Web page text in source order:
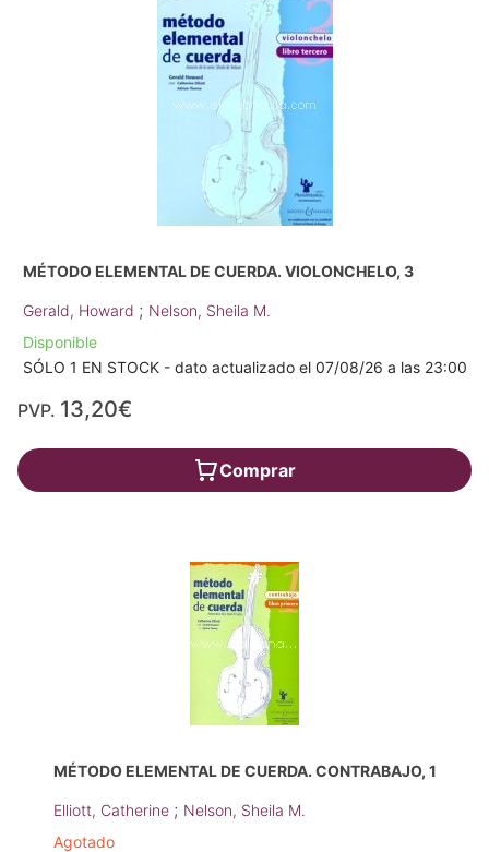
MÉTODO ELEMENTAL DE CUERDA. VIOLONCHELO, 3
Gerald, Howard ; Nelson, Sheila M.
Disponible
SÓLO 1 EN STOCK - dato actualizado el 07/08/26 a las 23:00
PVP. 13,20€
Comprar
MÉTODO ELEMENTAL DE CUERDA. CONTRABAJO, 1
Elliott, Catherine ; Nelson, Sheila M.
Agotado